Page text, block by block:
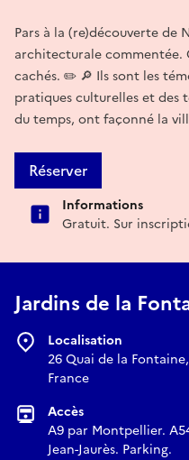
Pars à la (re)découverte de
architecturale commentée.
cachés. ✏️ 🔎 Ils sont les
pratiques culturelles et des
du temps, ont façonné la
Réserver
Informations
Gratuit. Sur
Jardins de la
Localisation
26 Quai de la
France
Accès
A9 par Montpellier.
Jean-Jaurès. Parking.